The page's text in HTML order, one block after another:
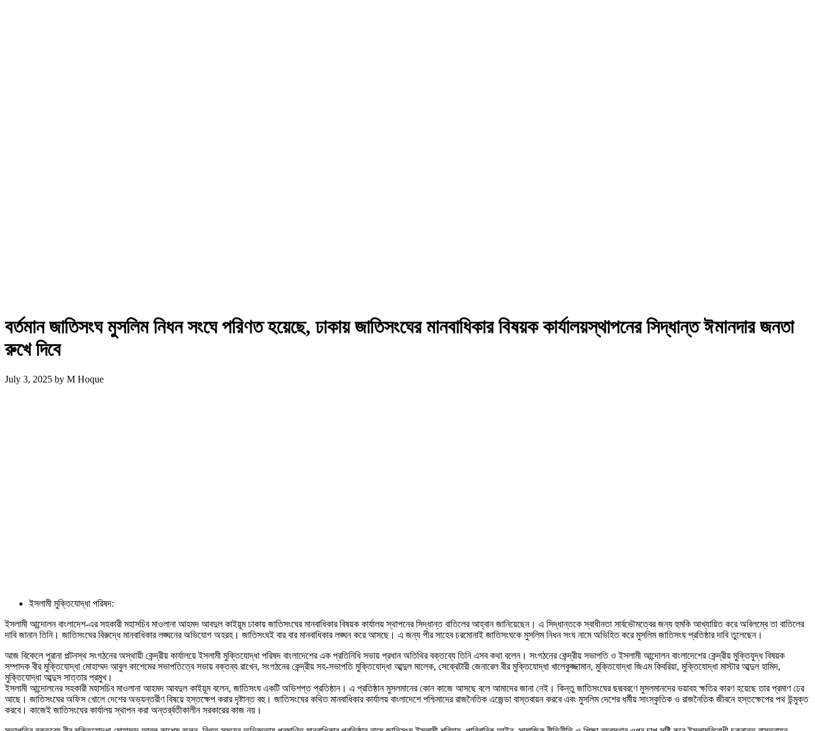
বর্তমান জাতিসংঘ মুসলিম নিধন সংঘে পরিণত হয়েছে, ঢাকায় জাতিসংঘের মানবাধিকার বিষয়ক কার্যালয়স্থাপনের সিদ্ধান্ত ঈমানদার জনতা
রুখে দিবে
July 3, 2025 by M Hoque
ইসলামী মুক্তিযোদ্ধা পরিষদ:
ইসলামী আন্দোলন বাংলাদেশ-এর সহকারী মহাসচিব মাওলানা আহমদ আবদুল কাইয়ূম ঢাকায় জাতিসংঘের মানবাধিকার বিষয়ক কার্যালয় স্থাপনের সিদ্ধান্ত বাতিলের আহ্বান জানিয়েছেন। এ সিদ্ধান্তকে স্বাধীনতা সার্বভৌমত্বের জন্য হুমকি আখ্যায়িত করে অবিলম্বে তা বাতিলের
দাবি জানান তিনি। জাতিসংঘের বিরুদ্ধে মানবাধিকার লঙ্ঘনের অভিযোগ অহরহ। জাতিসংঘই বার বার মানবাধিকার লঙ্ঘন করে আসছে। এ জন্য পীর সাহেব চরমোনাই জাতিসংঘকে মুসলিম নিধন সংঘ নামে অভিহিত করে মুসলিম জাতিসংঘ প্রতিষ্ঠার দাবি তুলেছেন।
আজ বিকেলে পুরানা পল্টনস্থ সংগঠনের অস্থায়ী কেন্দ্রীয় কার্যালয়ে ইসলামী মুক্তিযোদ্ধা পরিষদ বাংলাদেশের এক প্রতিনিধি সভায় প্রধান অতিথির বক্তব্যে তিনি এসব কথা বলেন। সংগঠনের কেন্দ্রীয় সভাপতি ও ইসলামী আন্দোলন বাংলাদেশের কেন্দ্রীয় মুক্তিযুদ্ধ বিষয়ক
সম্পাদক বীর মুক্তিযোদ্ধা মোহাম্মদ আবুল কাশেমের সভাপতিত্বে সভায় বক্তব্য রাখেন, সংগঠনের কেন্দ্রীয় সহ-সভাপতি মুক্তিযোদ্ধা আব্দুল মালেক, সেক্রেটারী জেনারেল বীর মুক্তিযোদ্ধা খালেকুজ্জামান, মুক্তিযোদ্ধা জিএম কিবরিয়া, মুক্তিযোদ্ধা মাস্টার আব্দুল হামিদ,
মুক্তিযোদ্ধা আব্দুস সাত্তার প্রমুখ।
ইসলামী আন্দোলনের সহকারী মহাসচিব মাওলানা আহমদ আবদুল কাইয়ূম বলেন, জাতিসংঘ একটি অভিশপ্ত প্রতিষ্ঠান। এ প্রতিষ্ঠান মুসলমানের কোন কাজে আসছে বলে আমাদের জানা নেই। কিন্তু জাতিসংঘের ছদ্মবরণে মুসলমানদের ভয়াবহ ক্ষতির কারণ হয়েছে তার প্রমাণ ঢের
আছে। জাতিসংঘের অফিস খোলে দেশের অভ্যন্তরীণ বিষয়ে হস্তক্ষেপ করার দৃষ্টান্ত বহু। জাতিসংঘের কথিত মানবাধিকার কার্যালয় বাংলাদেশে পশ্চিমাদের রাজনৈতিক এজেন্ডা বাস্তবায়ন করবে এবং মুসলিম দেশের ধর্মীয় সাংস্কৃতিক ও রাজনৈতিক জীবনে হস্তক্ষেপের পথ উন্মুক্ত
করবে। কাজেই জাতিসংঘের কার্যালয় স্থাপন করা অন্তর্র্বতীকালীন সরকারের কাজ নয়।